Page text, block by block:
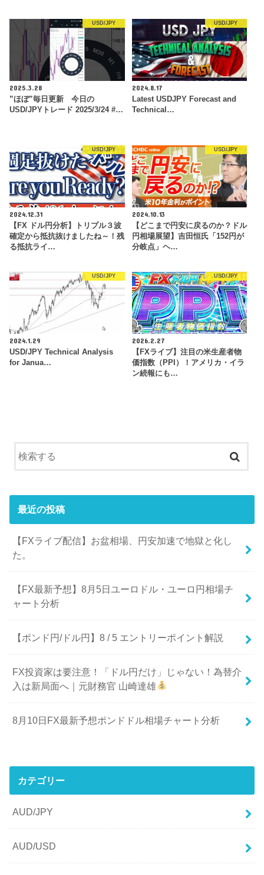
USD/JPY
2025.3.28
”ほぼ”毎日更新 今日の
USD/JPYトレード 2025/3/24 #…
USD/JPY
2024.8.17
Latest USDJPY Forecast and
Technical…
USD/JPY
2024.12.31
【FX ドル円分析】トリプル３波
確定から抵抗抜けましたね～！残
る抵抗ライ…
USD/JPY
2024.10.13
【どこまで円安に戻るのか？ドル
円相場展望】吉田恒氏「152円が
分岐点」ヘ…
USD/JPY
2024.1.29
USD/JPY Technical Analysis
for Janua…
USD/JPY
2026.2.27
【FXライブ】注目の米生産者物
価指数（PPI）！アメリカ・イラ
ン続報にも…
最近の投稿
【FXライブ配信】お盆相場、円安加速で地獄と化し
た。
【FX最新予想】8月5日ユーロドル・ユーロ円相場チ
ャート分析
【ポンド円/ドル円】8 / 5 エントリーポイント解説
FX投資家は要注意！「ドル円だけ」じゃない！為替介
入は新局面へ｜元財務官 山崎達雄
8月10日FX最新予想ポンドドル相場チャート分析
カテゴリー
AUD/JPY
AUD/USD